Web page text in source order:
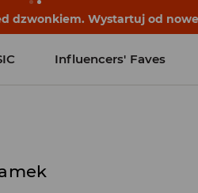
dzwonkiem. Wystartuj od
Influencers' Faves